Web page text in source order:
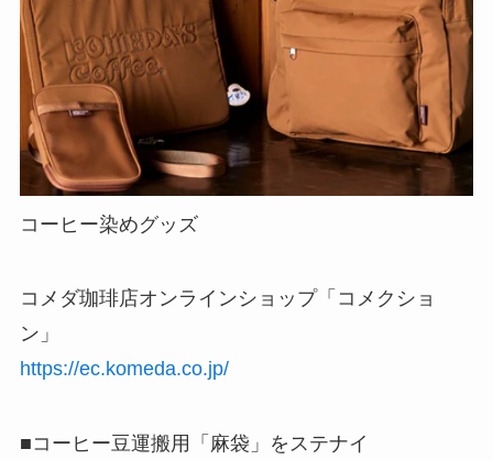
コーヒー染めグッズ
コメダ珈琲店オンラインショップ「コメクショ
ン」
https://ec.komeda.co.jp/
■コーヒー豆運搬用「麻袋」をステナイ